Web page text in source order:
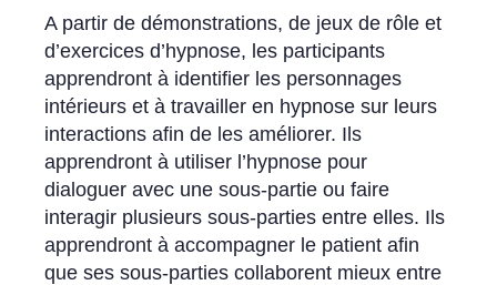
A partir de démonstrations, de jeux de rôle et
d’exercices d’hypnose, les participants
apprendront à identifier les personnages
intérieurs et à travailler en hypnose sur leurs
interactions afin de les améliorer. Ils
apprendront à utiliser l’hypnose pour
dialoguer avec une sous-partie ou faire
interagir plusieurs sous-parties entre elles. Ils
apprendront à accompagner le patient afin
que ses sous-parties collaborent mieux entre